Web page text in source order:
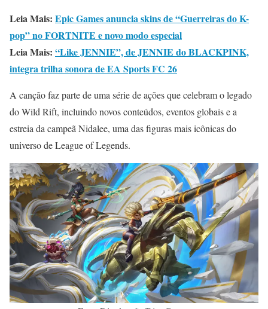
Leia Mais: Epic Games anuncia skins de “Guerreiras do K-
pop” no FORTNITE e novo modo especial
Leia Mais: “Like JENNIE”, de JENNIE do BLACKPINK,
integra trilha sonora de EA Sports FC 26
A canção faz parte de uma série de ações que celebram o legado
do Wild Rift, incluindo novos conteúdos, eventos globais e a
estreia da campeã Nidalee, uma das figuras mais icônicas do
universo de League of Legends.